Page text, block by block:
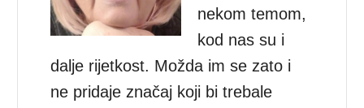
nekom temom,
kod nas su i
dalje rijetkost. Možda im se zato i
ne pridaje značaj koji bi trebale